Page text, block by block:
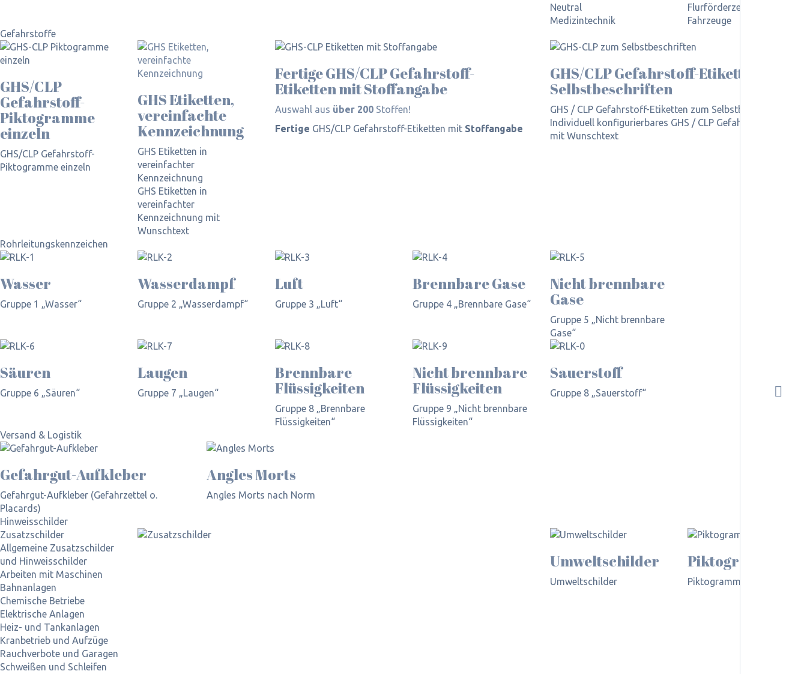
Neutral
Medizintechnik
Flurförderzeuge
Fahrzeuge
Gefahrstoffe
GHS/CLP
Gefahrstoff-
Piktogramme
einzeln
GHS/CLP Gefahrstoff-
Piktogramme einzeln
GHS Etiketten,
vereinfachte
Kennzeichnung
GHS Etiketten in
vereinfachter
Kennzeichnung
GHS Etiketten in
vereinfachter
Kennzeichnung mit
Wunschtext
Fertige GHS/CLP Gefahrstoff-
Etiketten mit Stoffangabe
Auswahl aus über 200 Stoffen!
Fertige GHS/CLP Gefahrstoff-Etiketten mit Stoffangabe
GHS/CLP Gefahrstoff-Etiketten zum
Selbst­beschriften
GHS / CLP Gefahrstoff-Etiketten zum Selbstbeschriften
Individuell konfigurierbares GHS / CLP Gefahrstoff-Etikett
mit Wunschtext
Rohrleitungskennzeichen
Wasser
Gruppe 1 „Wasser“
Wasserdampf
Gruppe 2 „Wasserdampf“
Luft
Gruppe 3 „Luft“
Brennbare Gase
Gruppe 4 „Brennbare Gase“
Nicht brennbare
Gase
Gruppe 5 „Nicht brennbare
Gase“
Säuren
Gruppe 6 „Säuren“
Laugen
Gruppe 7 „Laugen“
Brennbare
Flüssigkeiten
Gruppe 8 „Brennbare
Flüssigkeiten“
Nicht brennbare
Flüssigkeiten
Gruppe 9 „Nicht brennbare
Flüssigkeiten“
Sauerstoff
Gruppe 8 „Sauerstoff“
Versand & Logistik
Gefahrgut-Aufkleber
Gefahrgut-Aufkleber (Gefahrzettel o.
Placards)
Angles Morts
Angles Morts nach Norm
Hinweisschilder
Zusatzschilder
Allgemeine Zusatzschilder
und Hinweisschilder
Arbeiten mit Maschinen
Bahnanlagen
Chemische Betriebe
Elektrische Anlagen
Heiz- und Tankanlagen
Kranbetrieb und Aufzüge
Rauchverbote und Garagen
Schweißen und Schleifen
Umweltschilder
Umweltschilder
Piktogramme
Piktogramme